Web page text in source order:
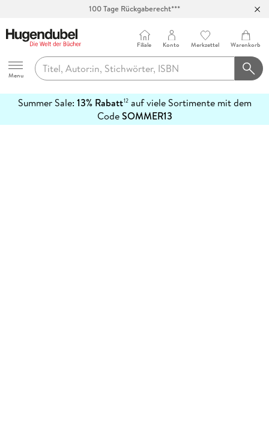
100 Tage Rückgaberecht***
Hugendubel
Menu
Filiale Konto Merkzettel Warenkorb
Summer Sale: 13% Rabatt12auf viele Sortimente mit dem
CodeSOMMER13
erfahren